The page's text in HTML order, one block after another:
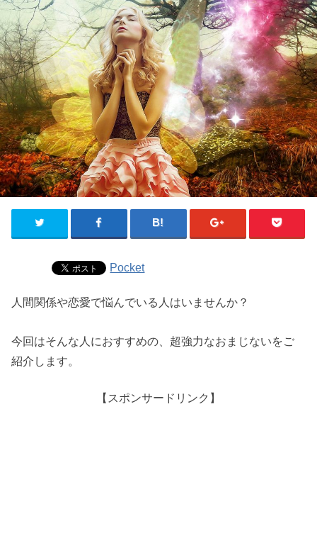
Pocket
人間関係や恋愛で悩んでいる人はいませんか？
今回はそんな人におすすめの、超強力なおまじないをご
紹介します。
【スポンサードリンク】